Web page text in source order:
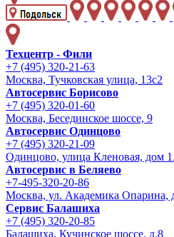
Техцентр - Фили
+7 (495) 320-21-63
Москва, Тучковская улица, 13с2
Автосервис Борисово
+7 (495) 320-01-60
Москва, Бесединское шоссе, 9
Автосервис Одинцово
+7 (495) 320-21-09
Одинцово, улица Кленовая, дом
Автосервис в Беляево
+7-495-320-20-86
Москва, ул. Академика Опарина,
Сервис Балашиха
+7 (495) 320-20-85
Балашиха, Кучинское шоссе, д.8